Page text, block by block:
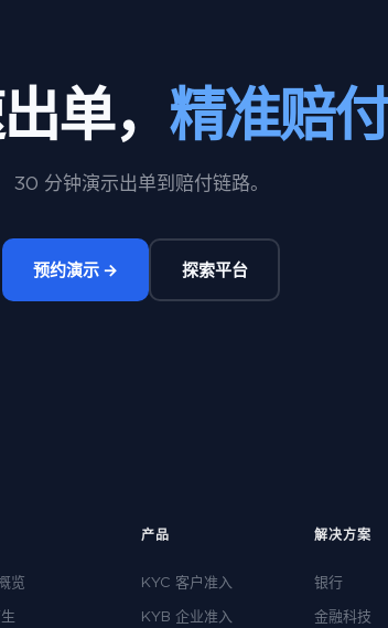
单， 精准赔付
30 分钟演示出单到赔付链路。
预约演示 → 探索平台
览
产品
KYC 客户准入
KYB 企业准入
解决方案
银行
金融科技